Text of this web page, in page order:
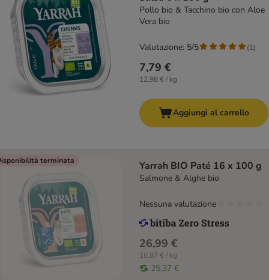
Pollo bio & Tacchino bio con Aloe
Vera bio
7,79 €
12,98 € / kg
Valutazione: 5/5 (1)
Aggiungi al carrello
terminata Yarrah BIO Paté 16 x 100 g
Salmone & Alghe bio
26,99 €
16,87 € / kg
25,37 €
Nessuna valutazione